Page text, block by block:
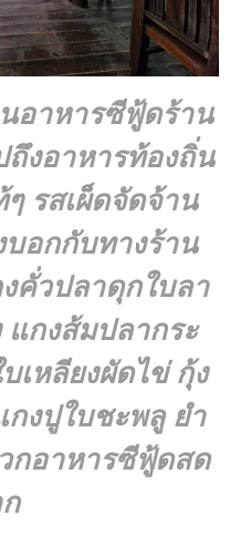
อาหารซีฟู้ดร้าน
งอาหารท้องถิ่น
รสเผ็ดจัดจ้าน
บอกกับทางร้าน
คั่วปลาดุกใบลา
กงส้มปลากระ
เหลียงผัดไข่ กุ้ง
งปูใบชะพลู ยำ
กอาหารซีฟู้ดสด